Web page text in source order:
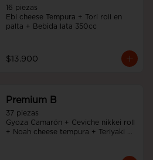
16 piezas
Ebi cheese Tempura + Tori roll en
palta + Bebida lata 350cc
$13.900
Premium B
37 piezas
Gyoza Camarón + Ceviche nikkei roll
+ Noah cheese tempura + Teriyaki